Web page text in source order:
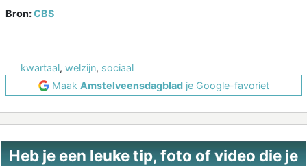
Bron:CBS
kwartaal, welzijn, sociaal
Maak Amstelveensdagbladje Google-favoriet
Heb je een leuke tip, foto of video die je